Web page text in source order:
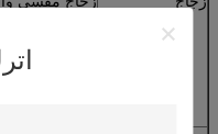
الزجاج المقسى